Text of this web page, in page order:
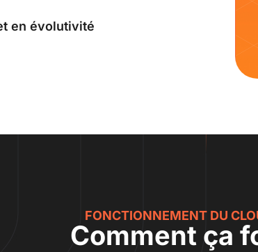
en évolutivité
FONCTIONNEMENT DU
Comment ça